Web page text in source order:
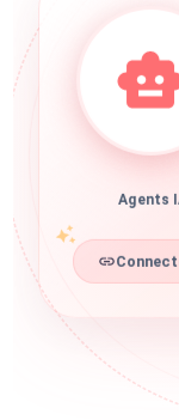
Agents